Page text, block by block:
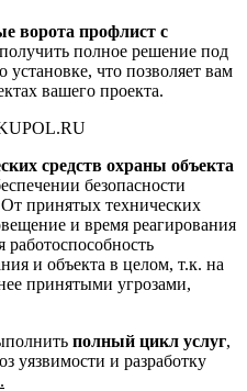
ворота профлист с
полное решение под
что позволяет вам
вашего проекта.
средств охраны объекта
безопасности
принятых технических
и время реагирования
и объекта в целом, т.к. на
принятыми угрозами,
полный цикл услуг,
уязвимости и разработку